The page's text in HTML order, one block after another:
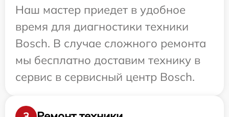
Наш мастер приедет в удобное
время для диагностики техники
Bosch. В случае сложного ремонта
мы бесплатно доставим технику в
сервис в сервисный центр Bosch.